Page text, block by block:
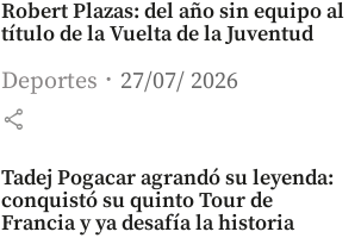
Robert Plazas: del año sin equipo al
título de la Vuelta de la Juventud
Deportes 27/07/ 2026
share
Tadej Pogacar agrandó su leyenda:
conquistó su quinto Tour de
Francia y ya desafía la historia